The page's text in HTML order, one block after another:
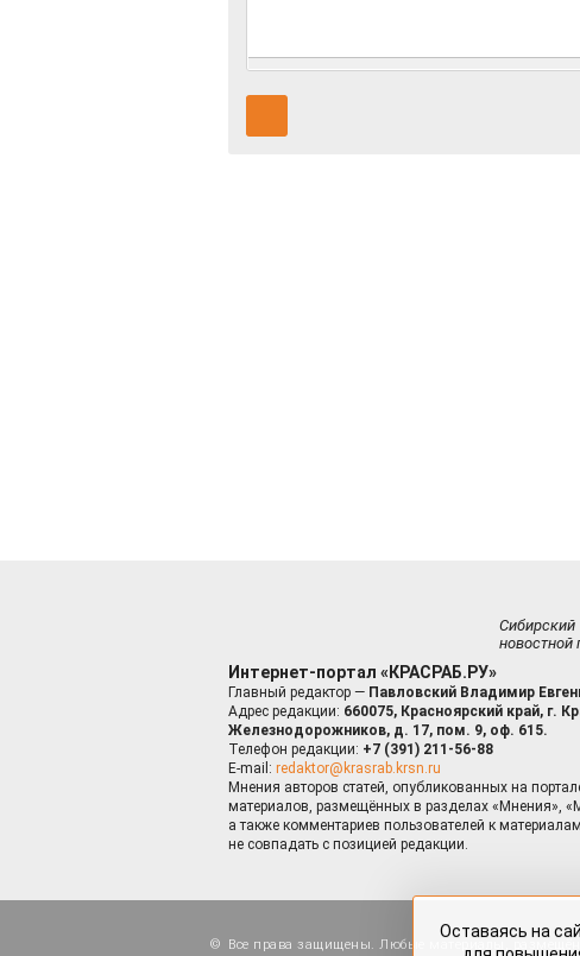
Сибирский
новостной
Интернет-портал «КРАСРАБ.РУ»
Главный редактор — Павловский Владимир
Адрес редакции: 660075, Красноярский край, г.
Железнодорожников, д. 17, пом. 9, оф. 615.
Телефон редакции: +7 (391) 211-56-88
E-mail: redaktor@krasrab.krsn.ru
Мнения авторов статей, опубликованных на
материалов, размещённых в разделах «Мнения»,
а также комментариев пользователей к
не совпадать с позицией редакции.
Все права защищены. Любые материалы,
Оставаясь на